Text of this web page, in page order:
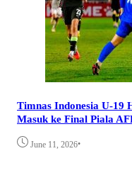
Timnas Indonesia U-19
Masuk ke Final Piala
June 11, 2026•